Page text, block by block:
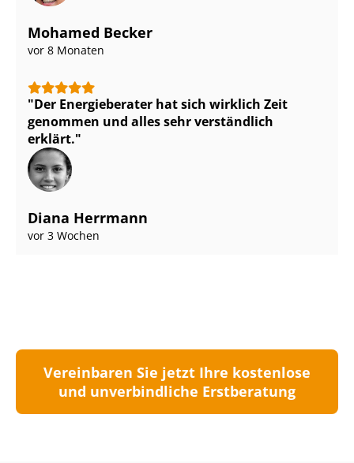
Mohamed Becker
vor 8 Monaten
Der Energieberater hat sich wirklich Zeit
genommen und alles sehr verständlich
erklärt.
Diana Herrmann
vor 3 Wochen
Vereinbaren Sie jetzt Ihre kostenlose
und unverbindliche Erstberatung